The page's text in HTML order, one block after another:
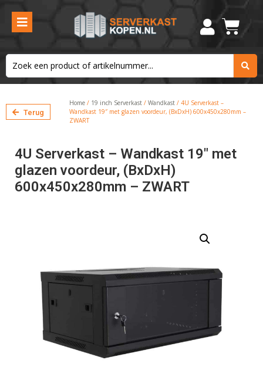
Terug
Home / 19 inch Serverkast /Wandkast / 4U Serverkast –
Wandkast 19″ met glazen voordeur, (BxDxH) 600x450x280mm –
ZWART
4U Serverkast – Wandkast 19″ met
glazen voordeur, (BxDxH)
600x450x280mm – ZWART